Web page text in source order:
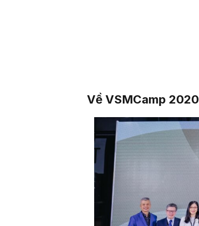
Về VSMCamp 2020